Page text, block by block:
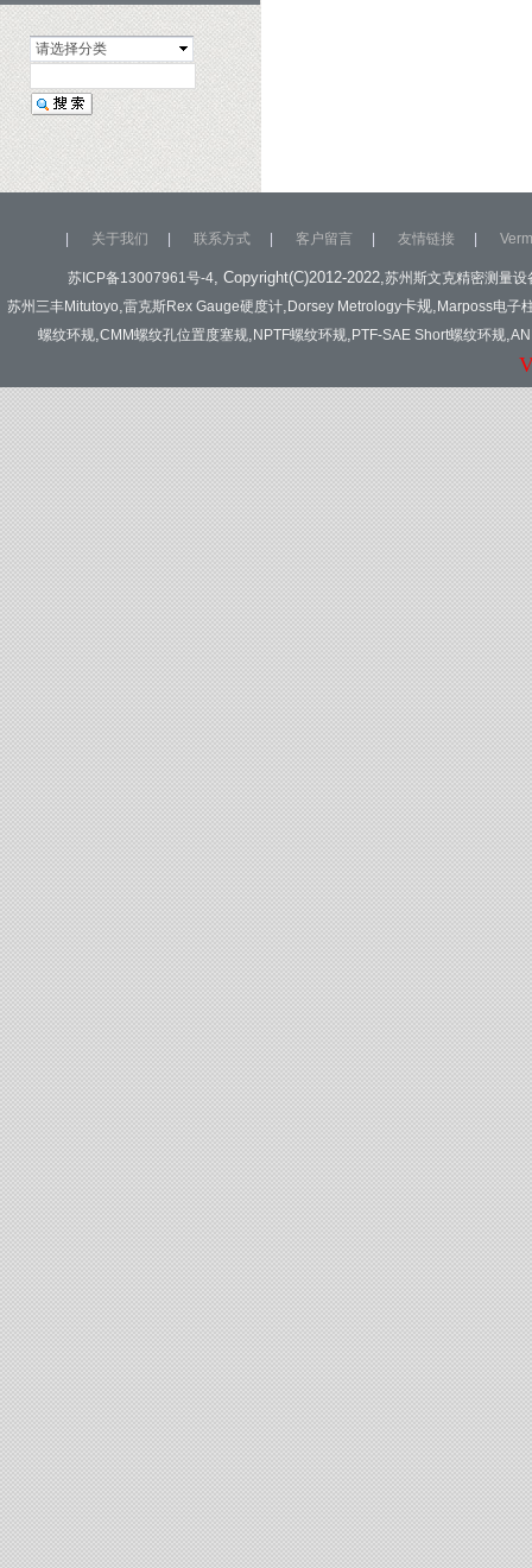
请选择分类
苏ICP备13007961号-4, Copyright(C)2012-2022,苏州斯文克精密测量设
苏州三丰Mitutoyo,雷克斯Rex Gauge硬度计, Dorsey Metrology卡规, Marposs电子
螺纹环规,CMM螺纹孔位置度塞规, NPTF螺纹环规, PTF-SAE Short螺纹环规,
关于我们 联系方式 客户留言 友情链接